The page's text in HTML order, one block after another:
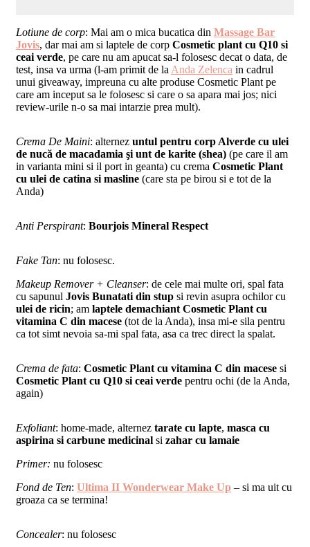
Lotiune de corp: Mai am o mica bucatica din Massage Bar
Jovis, dar mai am si laptele de corp Cosmetic plant cu Q10 si
ceai verde, pe care nu am apucat sa-l folosesc decat o data, de
test, insa va urma (l-am primit de la Anda Zelenca in cadrul
unui giveaway, impreuna cu alte produse Cosmetic Plant pe
care am inceput sa le folosesc si care o sa apara mai jos; nici
review-urile n-o sa mai intarzie prea mult).
Crema De Maini: alternez untul pentru corp Alverde cu ulei
de nucă de macadamia şi unt de karite (shea) (pe care il am
in varianta mini si il port in geanta) cu crema Cosmetic Plant
cu ulei de catina si masline (care sta pe birou si e tot de la
Anda)
Anti Perspirant: Bourjois Mineral Respect
Fake Tan: nu folosesc.
Makeup Remover + Cleanser: de cele mai multe ori, spal fata
cu sapunul Jovis Bunatati din stup si revin asupra ochilor cu
ulei de ricin; am laptele demachiant Cosmetic Plant cu
vitamina C din macese (tot de la Anda), insa mi-e sila pentru
ca tot simt nevoia sa-mi spal fata, asa ca trec direct la spalat.
Crema de fata: Cosmetic Plant cu vitamina C din macese si
Cosmetic Plant cu Q10 si ceai verde pentru ochi (de la Anda,
again)
Exfoliant: home-made, alternez tarate cu lapte, masca cu
aspirina si carbune medicinal si zahar cu lamaie
Primer: nu folosesc
Fond de Ten: Ultima II Wonderwear Make Up – si ma uit cu
groaza ca se termina!
Concealer: nu folosesc